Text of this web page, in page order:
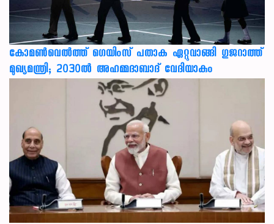
കോമൺവെൽത്ത് ഗെയിംസ് പതാക ഏറ്റുവാങ്ങി ഗുജറാത്ത്
മുഖ്യമന്ത്രി; 2030ൽ അഹമ്മദാബാദ് വേദിയാകും